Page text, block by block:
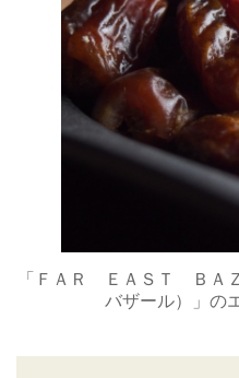
「ＦＡＲ ＥＡＳＴ ＢＡ
バザール）」の